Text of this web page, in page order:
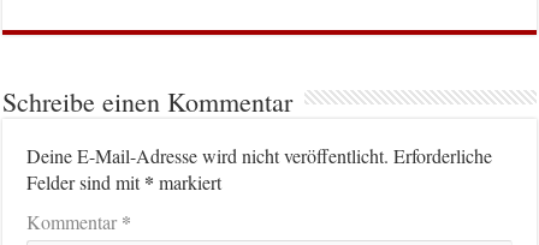
Schreibe einen Kommentar
Deine E-Mail-Adresse wird nicht veröffentlicht. Erforderliche
Felder sind mit* markiert
Kommentar*